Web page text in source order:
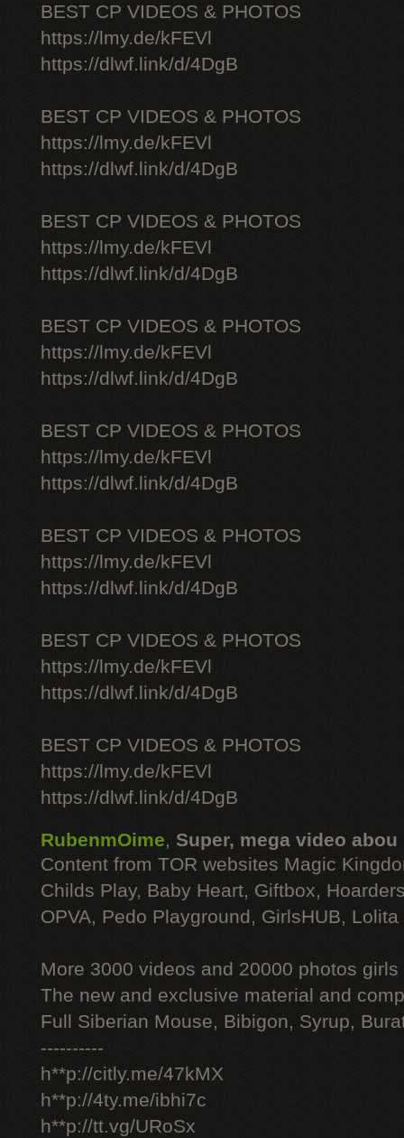
BEST CP VIDEOS & PHOTOS
https://lmy.de/kFEVl
https://dlwf.link/d/4DgB
BEST CP VIDEOS & PHOTOS
https://lmy.de/kFEVl
https://dlwf.link/d/4DgB
BEST CP VIDEOS & PHOTOS
https://lmy.de/kFEVl
https://dlwf.link/d/4DgB
BEST CP VIDEOS & PHOTOS
https://lmy.de/kFEVl
https://dlwf.link/d/4DgB
BEST CP VIDEOS & PHOTOS
https://lmy.de/kFEVl
https://dlwf.link/d/4DgB
BEST CP VIDEOS & PHOTOS
https://lmy.de/kFEVl
https://dlwf.link/d/4DgB
BEST CP VIDEOS & PHOTOS
https://lmy.de/kFEVl
https://dlwf.link/d/4DgB
BEST CP VIDEOS & PHOTOS
https://lmy.de/kFEVl
https://dlwf.link/d/4DgB
RubenmOime, Super, mega video abou
Content from TOR websites Magic
Childs Play, Baby Heart, Giftbox,
OPVA, Pedo Playground, GirlsHUB, Lolita
More 3000 videos and 20000 photos
The new and exclusive material and
Full Siberian Mouse, Bibigon, Syrup,
----------
h**p://citly.me/47kMX
h**p://4ty.me/ibhi7c
h**p://tt.vg/URoSx